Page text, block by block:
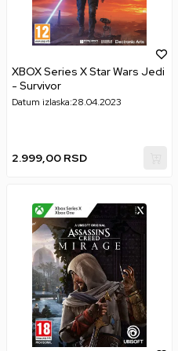
XBOX Series X Star Wars Jedi
- Survivor
Datum izlaska:28.04.2023
2.999,00 RSD